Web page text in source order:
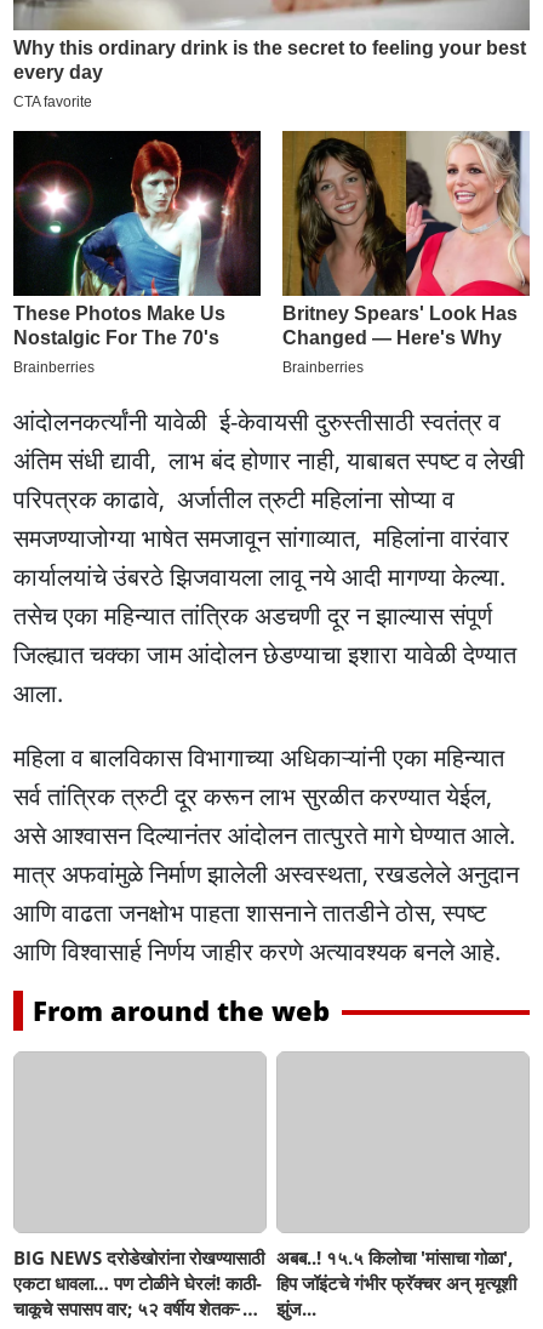
आंदोलनकर्त्यांनी यावेळी ई-केवायसी दुरुस्तीसाठी स्वतंत्र व
अंतिम संधी द्यावी, लाभ बंद होणार नाही, याबाबत स्पष्ट व लेखी
परिपत्रक काढावे, अर्जातील त्रुटी महिलांना सोप्या व
समजण्याजोग्या भाषेत समजावून सांगाव्यात, महिलांना वारंवार
कार्यालयांचे उंबरठे झिजवायला लावू नये आदी मागण्या केल्या.
तसेच एका महिन्यात तांत्रिक अडचणी दूर न झाल्यास संपूर्ण
जिल्ह्यात चक्का जाम आंदोलन छेडण्याचा इशारा यावेळी देण्यात
आला.
महिला व बालविकास विभागाच्या अधिकाऱ्यांनी एका महिन्यात
सर्व तांत्रिक त्रुटी दूर करून लाभ सुरळीत करण्यात येईल,
असे आश्वासन दिल्यानंतर आंदोलन तात्पुरते मागे घेण्यात आले.
मात्र अफवांमुळे निर्माण झालेली अस्वस्थता, रखडलेले अनुदान
आणि वाढता जनक्षोभ पाहता शासनाने तातडीने ठोस, स्पष्ट
आणि विश्वासार्ह निर्णय जाहीर करणे अत्यावश्यक बनले आहे.
From around the web
BIG NEWS दरोडेखोरांना रोखण्यासाठी
एकटा धावला… पण टोळीने घेरलं! काठी-
चाकूचे सपासप वार; ५२ वर्षीय शेतकऱ्याचा
अबब..! १५.५ किलोचा 'मांसाचा गोळा',
हिप जॉइंटचे गंभीर फ्रॅक्चर अन् मृत्यूशी
झुंज...